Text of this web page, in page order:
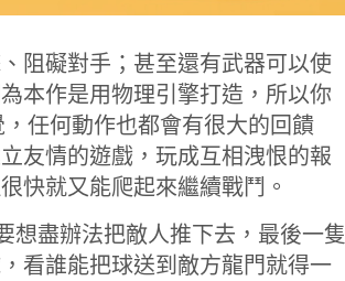
阻礙對手；甚至還有武器可以使
本作是用物理引擎打造，所以你
任何動作也都會有很大的回饋
友情的遊戲，玩成互相洩恨的報
快就又能爬起來繼續戰鬥。
想盡辦法把敵人推下去，最後一隻
看誰能把球送到敵方龍門就得一